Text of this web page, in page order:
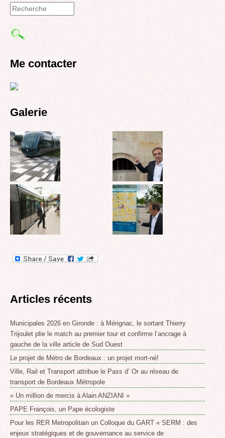
de
recherche
Me contacter
Galerie
Articles récents
Municipales 2026 en Gironde : à Mérignac, le sortant Thierry
Trijoulet plie le match au premier tour et confirme l’ancrage à
gauche de la ville article de Sud Ouest
Le projet de Métro de Bordeaux : un projet mort-né!
Ville, Rail et Transport attribue le Pass d’ Or au réseau de
transport de Bordeaux Métropole
« Un million de mercis à Alain ANZIANI »
PAPE François, un Pape écologiste
Pour les RER Metropolitain un Colloque du GART « SERM : des
enjeux stratégiques et de gouvernance au service de